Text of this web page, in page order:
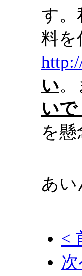
す。
料を
い。
い
を懸
あい
<